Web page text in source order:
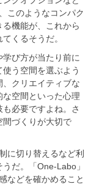
このようなコンパク
機能が、これから
くるそうだ。
び方が当たり前に
う空間を選ぶよう
クリエイティブな
空間といった心理
必要ですよね。さ
間づくりが大切で
に切り替えるなど利
だ。「One-Labo」
などを確かめること